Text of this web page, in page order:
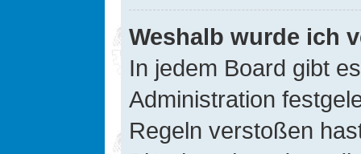
Weshalb wurde ich
In jedem Board gibt
Administration
Regeln verstoßen